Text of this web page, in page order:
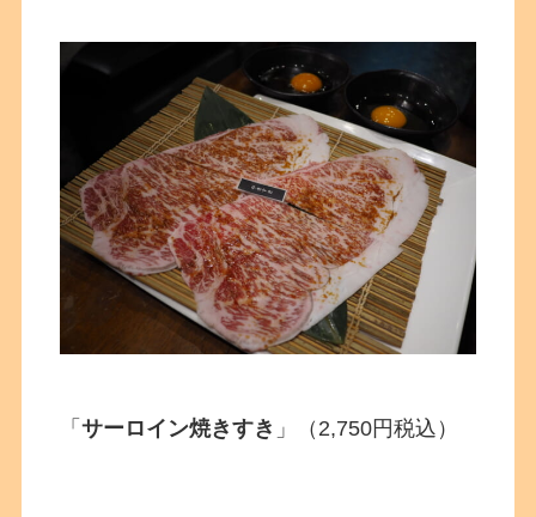
「サーロイン焼きすき 」（2,750円税込）